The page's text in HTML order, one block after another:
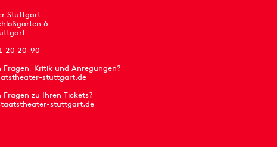
Stuttgart
6
20 20-90
Fragen, Kritik und Anregungen?
stuttgart.de
Fragen zu Ihren Tickets?
stuttgart.de